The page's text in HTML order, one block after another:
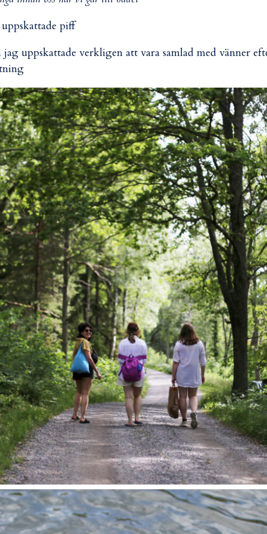
piff
jag uppskattade verkligen att vara samlad med vänner